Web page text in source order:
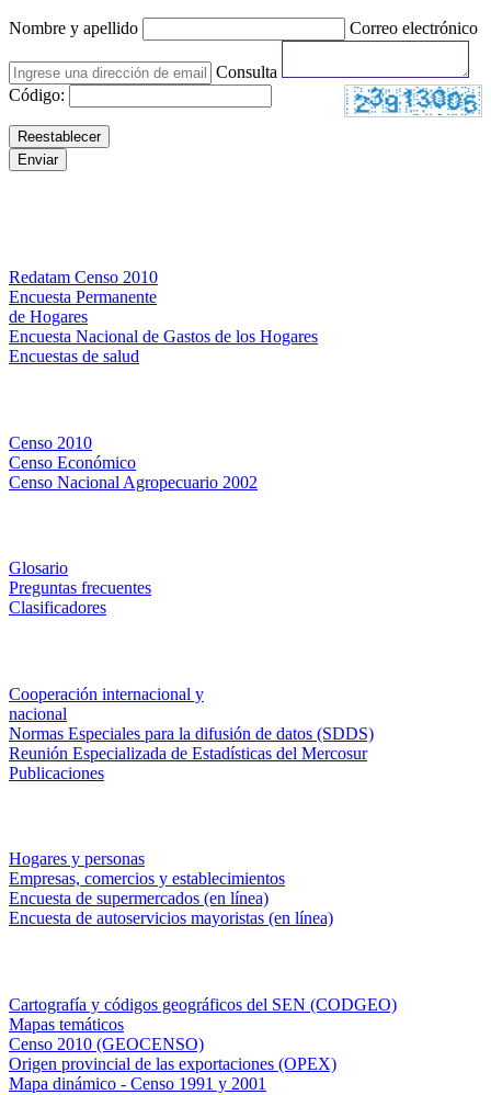
Nombre y apellido Correo electrónico
Consulta
Código:
Redatam Censo 2010
Encuesta Permanente
de Hogares
Encuesta Nacional de Gastos de los Hogares
Encuestas de salud
Censo 2010
Censo Económico
Censo Nacional Agropecuario 2002
Glosario
Preguntas frecuentes
Clasificadores
Cooperación internacional y
nacional
Normas Especiales para la difusión de datos (SDDS)
Reunión Especializada de Estadísticas del Mercosur
Publicaciones
Hogares y personas
Empresas, comercios y establecimientos
Encuesta de supermercados (en línea)
Encuesta de autoservicios mayoristas (en línea)
Cartografía y códigos geográficos del SEN (CODGEO)
Mapas temáticos
Censo 2010 (GEOCENSO)
Origen provincial de las exportaciones (OPEX)
Mapa dinámico - Censo 1991 y 2001